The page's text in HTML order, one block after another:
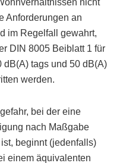
nicht
Anforderungen an
im Regelfall gewahrt,
DIN 8005 Beiblatt 1 für
dB(A) tags und 50 dB(A)
werden.
bei der eine
nach Maßgabe
beginnt (jedenfalls)
einem äquivalenten